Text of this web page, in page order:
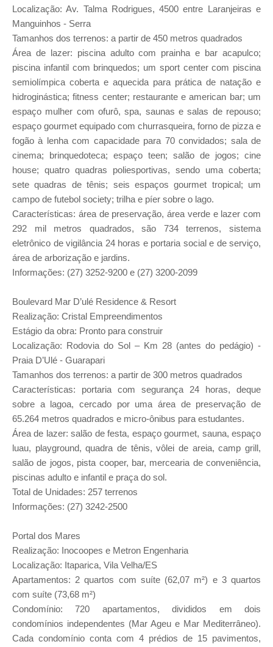
Localização: Av. Talma Rodrigues, 4500 entre Laranjeiras e
Manguinhos - Serra
Tamanhos dos terrenos: a partir de 450 metros quadrados
Área de lazer: piscina adulto com prainha e bar acapulco;
piscina infantil com brinquedos; um sport center com piscina
semiolímpica coberta e aquecida para prática de natação e
hidroginástica; fitness center; restaurante e american bar; um
espaço mulher com ofurô, spa, saunas e salas de repouso;
espaço gourmet equipado com churrasqueira, forno de pizza e
fogão à lenha com capacidade para 70 convidados; sala de
cinema; brinquedoteca; espaço teen; salão de jogos; cine
house; quatro quadras poliesportivas, sendo uma coberta;
sete quadras de tênis; seis espaços gourmet tropical; um
campo de futebol society; trilha e píer sobre o lago.
Características: área de preservação, área verde e lazer com
292 mil metros quadrados, são 734 terrenos, sistema
eletrônico de vigilância 24 horas e portaria social e de serviço,
área de arborização e jardins.
Informações: (27) 3252-9200 e (27) 3200-2099
Boulevard Mar D’ulé Residence & Resort
Realização: Cristal Empreendimentos
Estágio da obra: Pronto para construir
Localização: Rodovia do Sol – Km 28 (antes do pedágio) -
Praia D’Ulé - Guarapari
Tamanhos dos terrenos: a partir de 300 metros quadrados
Características: portaria com segurança 24 horas, deque
sobre a lagoa, cercado por uma área de preservação de
65.264 metros quadrados e micro-ônibus para estudantes.
Área de lazer: salão de festa, espaço gourmet, sauna, espaço
luau, playground, quadra de tênis, vôlei de areia, camp grill,
salão de jogos, pista cooper, bar, mercearia de conveniência,
piscinas adulto e infantil e praça do sol.
Total de Unidades: 257 terrenos
Informações: (27) 3242-2500
Portal dos Mares
Realização: Inocoopes e Metron Engenharia
Localização: Itaparica, Vila Velha/ES
Apartamentos: 2 quartos com suíte (62,07 m²) e 3 quartos
com suíte (73,68 m²)
Condomínio: 720 apartamentos, divididos em dois
condomínios independentes (Mar Ageu e Mar Mediterrâneo).
Cada condomínio conta com 4 prédios de 15 pavimentos,